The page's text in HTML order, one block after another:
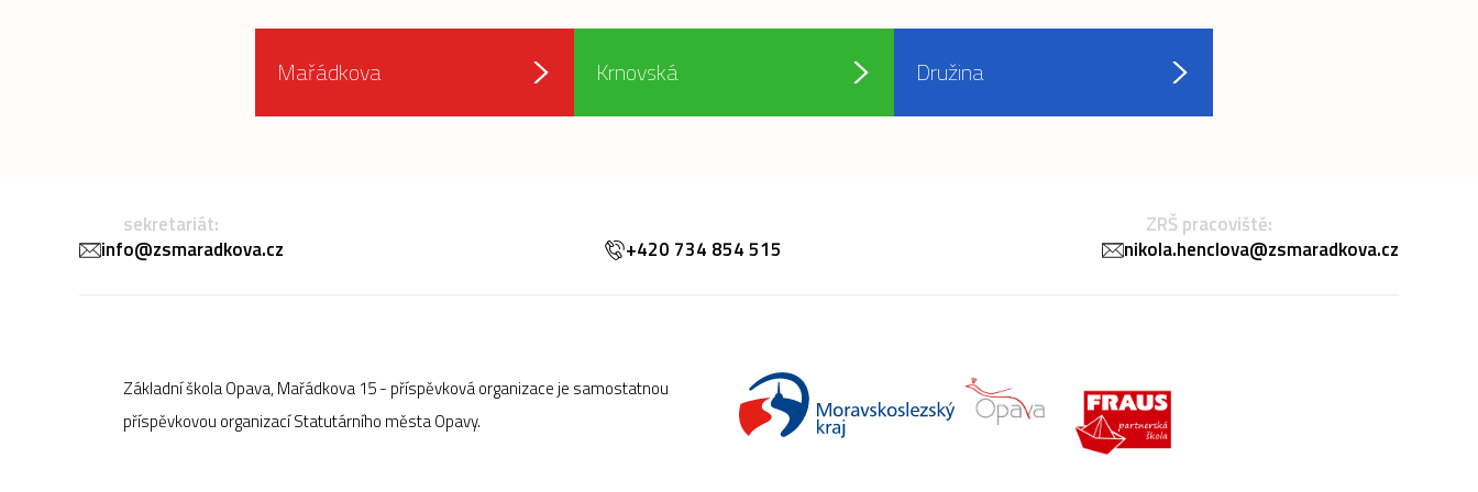
Mařádkova Krnovská Družina
sekretariát:
info@zsmaradkova.cz
+420 734 854 515
ZRŠ pracoviště:
nikola.henclova@zsmaradkova.cz
Základní škola Opava, Mařádkova 15 - příspěvková organizace je samostatnou
příspěvkovou organizací Statutárního města Opavy.